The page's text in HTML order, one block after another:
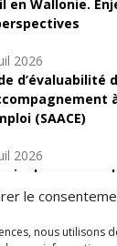
le
nous utilisons
en Wallonie.
2026
d’évaluabilité
(SAACE)
2026
du
d’offre